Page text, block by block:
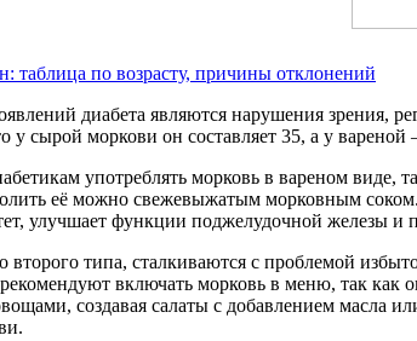
таблица по возрасту, причины отклонений
диабета являются нарушения зрения,
у сырой моркови он составляет 35, а у
употреблять морковь в вареном виде,
её можно свежевыжатым морковным
улучшает функции поджелудочной железы и
типа, сталкиваются с проблемой
включать морковь в меню, так
создавая салаты с добавлением масла